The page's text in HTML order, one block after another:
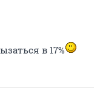
в 17%